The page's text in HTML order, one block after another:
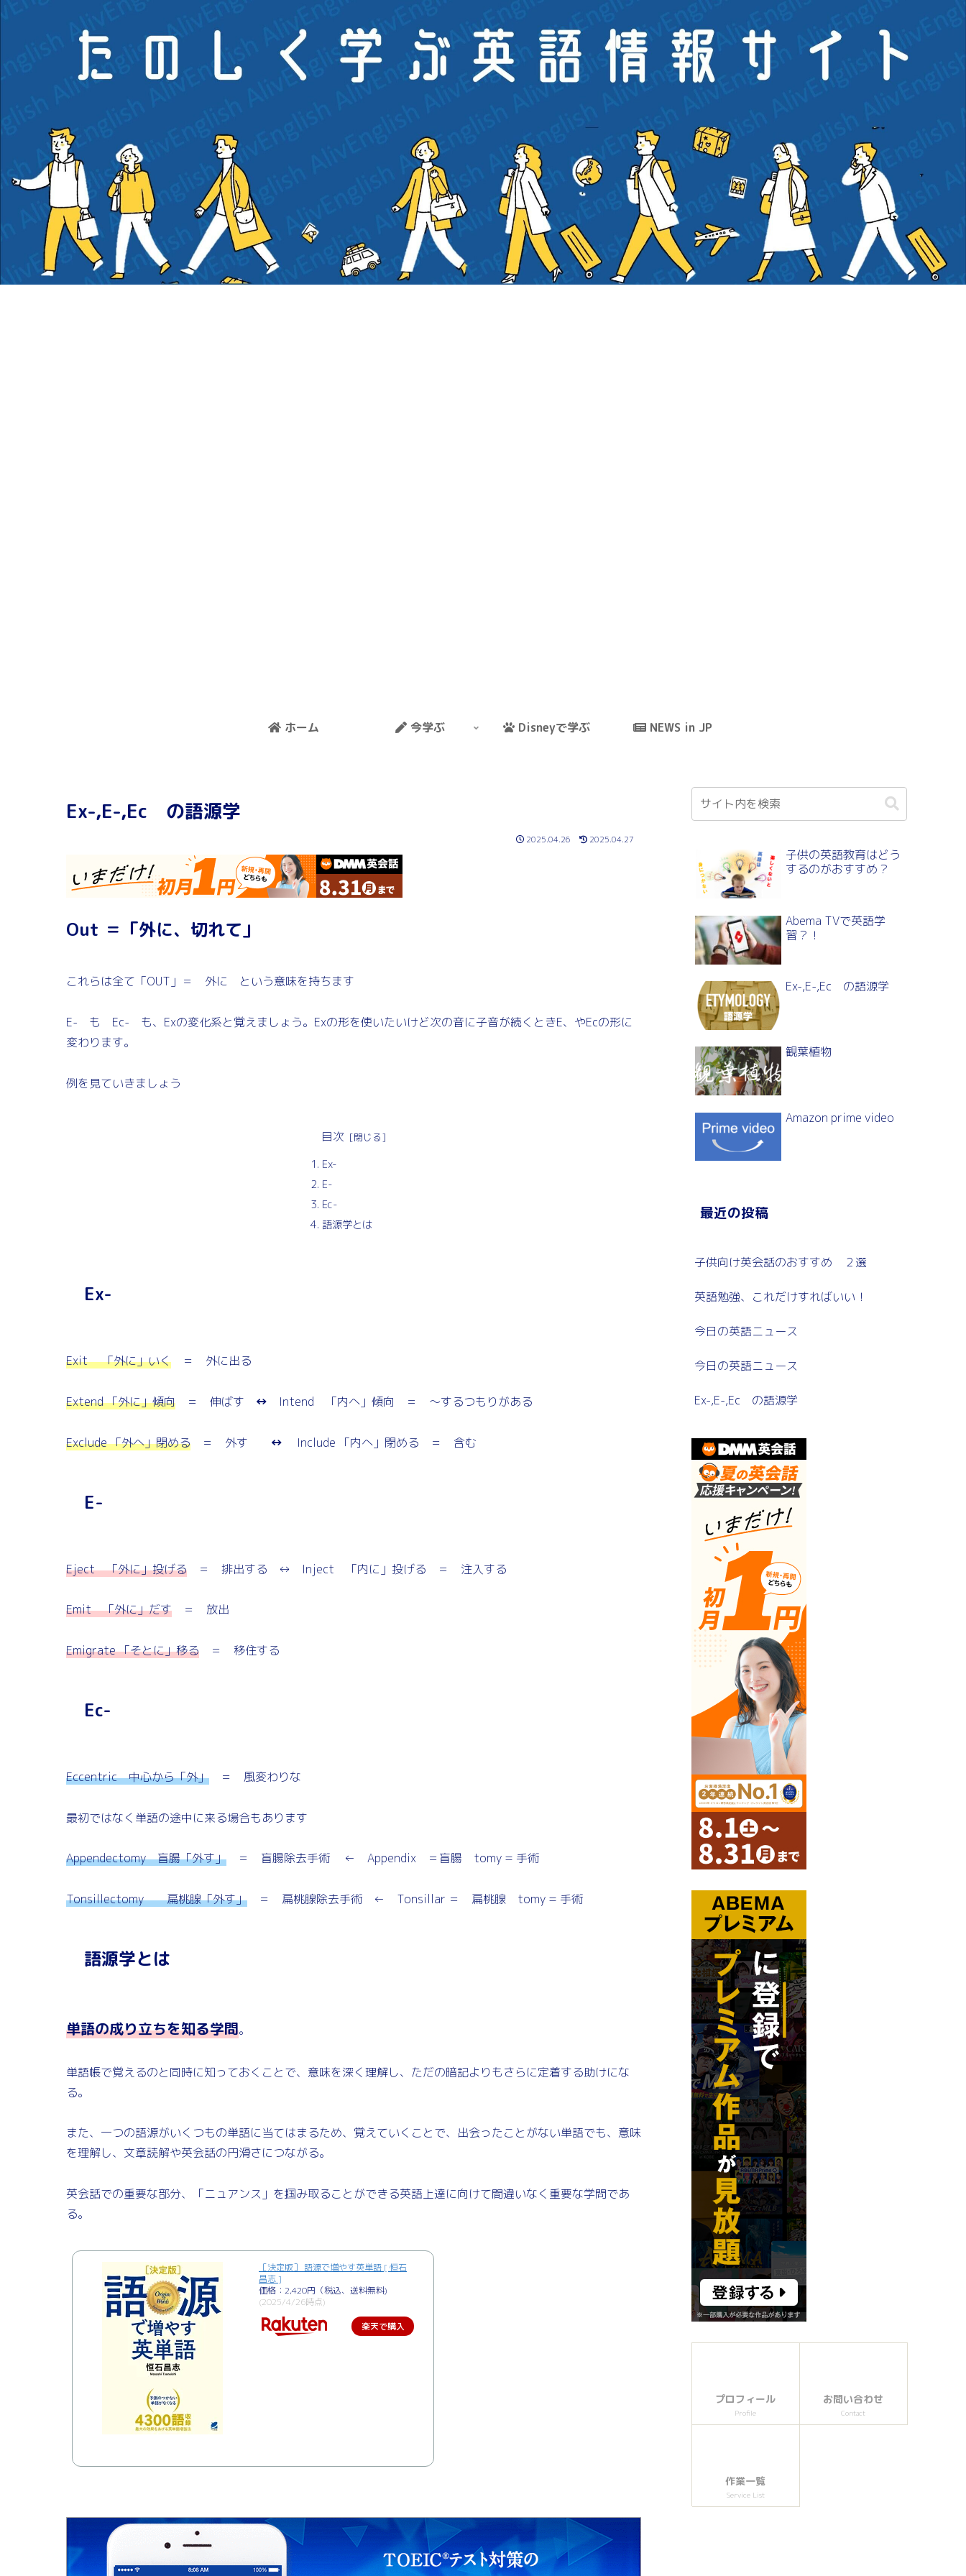
ホーム 今学ぶ Disneyで学ぶ NEWS in JP
Ex-,E-,Ec の語源学
2025.04.26 2025.04.27
Out ＝「外に、切れて」
これらは全て「OUT」＝ 外に という意味を持ちます
E- も Ec- も、Exの変化系と覚えましょう。Exの形を使いたいけど次の音に子音が続くときE、やEcの形に
変わります。
例を見ていきましょう
目次
Ex-
E-
Ec-
語源学とは
Ex-
Exit 「外に」いく ＝ 外に出る
Extend 「外に」傾向 ＝ 伸ばす ↔︎ Intend 「内へ」傾向 ＝ 〜するつもりがある
Exclude 「外へ」閉める ＝ 外す ↔︎ Include 「内へ」閉める ＝ 含む
E-
Eject 「外に」投げる ＝ 排出する ↔︎ Inject 「内に」投げる ＝ 注入する
Emit 「外に」だす ＝ 放出
Emigrate 「そとに」移る ＝ 移住する
Ec-
Eccentric 中心から「外」 ＝ 風変わりな
最初ではなく単語の途中に来る場合もあります
Appendectomy 盲腸「外す」 ＝ 盲腸除去手術 ← Appendix ＝盲腸 tomy = 手術
Tonsillectomy 扁桃腺「外す」 ＝ 扁桃腺除去手術 ← Tonsillar ＝ 扁桃腺 tomy = 手術
語源学とは
単語の成り立ちを知る学問。
単語帳で覚えるのと同時に知っておくことで、意味を深く理解し、ただの暗記よりもさらに定着する助けにな
る。
また、一つの語源がいくつもの単語に当てはまるため、覚えていくことで、出会ったことがない単語でも、意味
を理解し、文章読解や英会話の円滑さにつながる。
英会話での重要な部分、「ニュアンス」を掴み取ることができる英語上達に向けて間違いなく重要な学問であ
る。
［決定版］ 語源で増やす英単語 [ 恒石
昌志 ]
価格：2,420円（税込、送料無料)
(2025/4/26時点)
楽天で購入
子供の英語教育はどう
するのがおすすめ？
Abema TVで英語学
習？！
Ex-,E-,Ec の語源学
観葉植物
Amazon prime video
最近の投稿
子供向け英会話のおすすめ ２選
英語勉強、これだけすればいい！
今日の英語ニュース
今日の英語ニュース
Ex-,E-,Ec の語源学
プロフィール
Profile
お問い合わせ
Contact
作業一覧
Service List